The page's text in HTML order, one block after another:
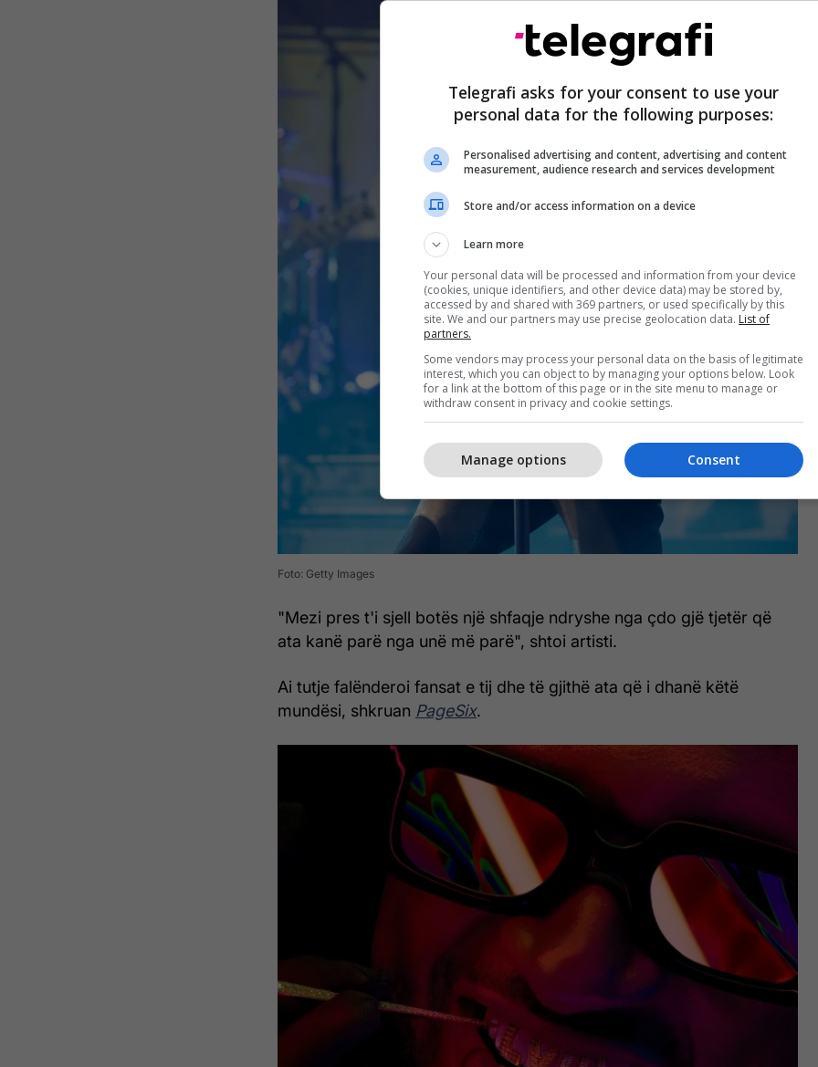
Foto: Getty Images
"Mezi pres t'i sjell botës një shfaqje ndryshe nga çdo gjë tjetër që
ata kanë parë nga unë më parë", shtoi artisti.
Ai tutje falënderoi fansat e tij dhe të gjithë ata që i dhanë këtë
mundësi, shkruan PageSix.
Telegrafi asks for your consent to use your
personal data for the following purposes:
Personalised advertising and content, advertising and content
measurement, audience research and services development
Store and/or access information on a device
Learn more
Your personal data will be processed and information from your device
(cookies, unique identifiers, and other device data) may be stored by,
accessed by and shared with 369 partners, or used specifically by this
site. We and our partners may use precise geolocation data. List of
partners.
Some vendors may process your personal data on the basis of legitimate
interest, which you can object to by managing your options below. Look
for a link at the bottom of this page or in the site menu to manage or
withdraw consent in privacy and cookie settings.
Consent
Manage options